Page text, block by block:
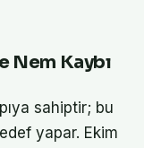
Nem Kaybı
sahiptir; bu
yapar. Ekim